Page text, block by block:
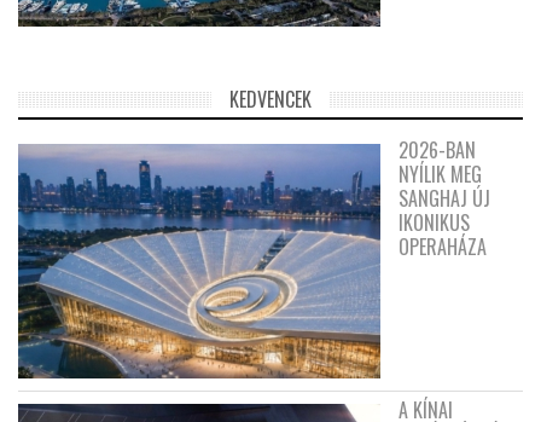
KEDVENCEK
2026-BAN
NYÍLIK MEG
SANGHAJ ÚJ
IKONIKUS
OPERAHÁZA
A KÍNAI